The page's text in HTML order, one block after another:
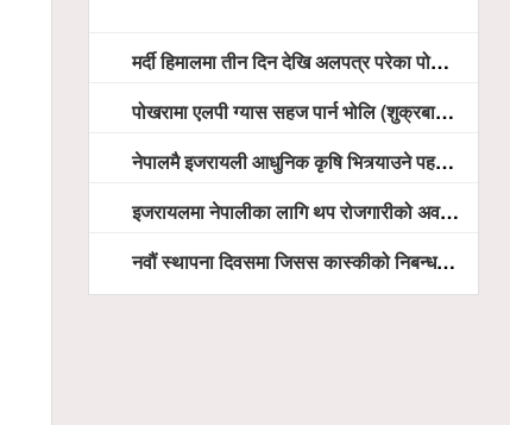
मर्दी हिमालमा तीन दिन देखि अलपत्र परेका पोखराका तीन युवाको सशस्त्र प्रहरी सहितको टोलीको साहसिक उद्धार
पोखरामा एलपी ग्यास सहज पार्न भोलि (शुक्रबार) देखि खुद्रा पसलबाटै बिक्रि वितरण हुने, स्टोर नगर्न आग्रह
नेपालमै इजरायली आधुनिक कृषि भित्र्याउने पहल ः पोखराका मेयर धनराज आचार्य र इजरायली राजदूतबीच सहकार्य विस्तारको संकेत
इजरायलमा नेपालीका लागि थप रोजगारीको अवसर विस्तार गरिने ः राजदूत बास
नवौं स्थापना दिवसमा जिसस कास्कीको निबन्ध प्रतियोगिता